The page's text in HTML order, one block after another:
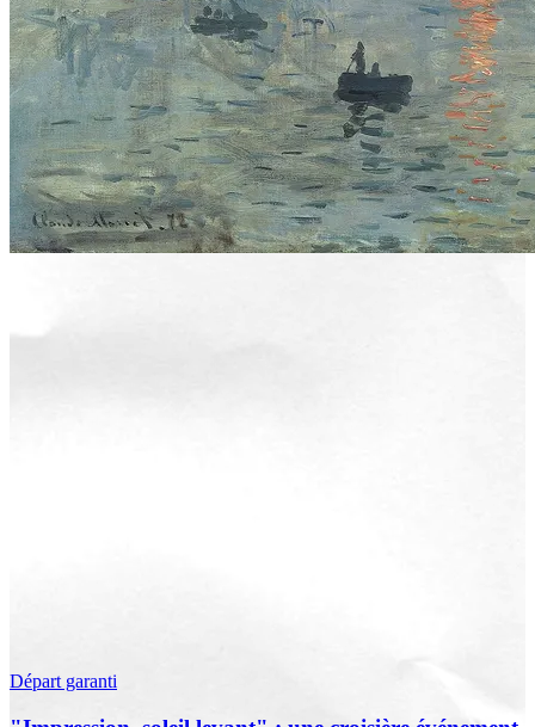
Départ garanti